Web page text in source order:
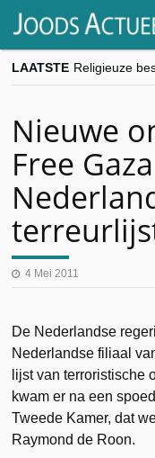
LAATSTE
Nieuwe
Free
4 Mei 2011
De Nederlandse
Nederlandse filiaal
lijst van terroristische
kwam er na een
Tweede Kamer, dat
Raymond de Roon.